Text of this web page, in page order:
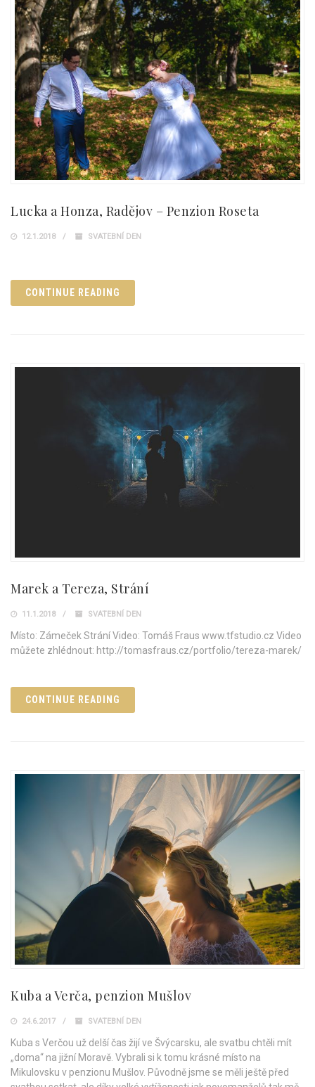
Lucka a Honza, Radějov – Penzion Roseta
12.1.2018 SVATEBNÍ DEN
CONTINUE READING
Marek a Tereza, Strání
11.1.2018 SVATEBNÍ DEN
Místo: Zámeček Strání Video: Tomáš Fraus www.tfstudio.cz Video
můžete zhlédnout: http://tomasfraus.cz/portfolio/tereza-marek/
CONTINUE READING
Kuba a Verča, penzion Mušlov
24.6.2017 SVATEBNÍ DEN
Kuba s Verčou už delší čas žijí ve Švýcarsku, ale svatbu chtěli mít
„doma“ na jižní Moravě. Vybrali si k tomu krásné místo na
Mikulovsku v penzionu Mušlov. Původně jsme se měli ještě před